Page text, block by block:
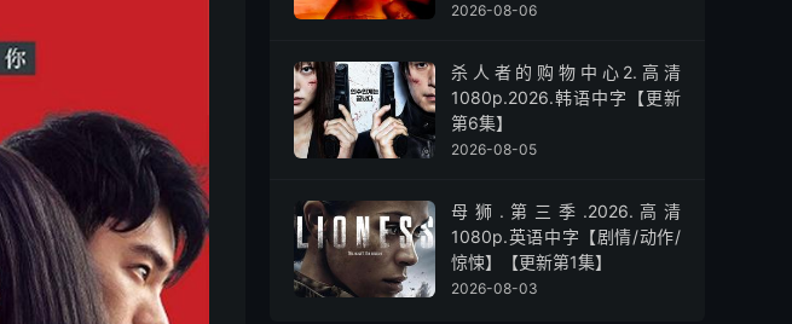
2026-08-06
杀人者的购物中心2.高清
1080p.2026.韩语中字【更新
第6集】
2026-08-05
母狮.第三季.2026.高清
1080p.英语中字【剧情/动作/
惊悚】【更新第1集】
2026-08-03